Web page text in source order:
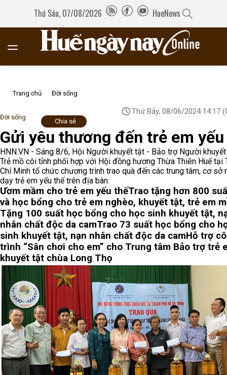
Thứ Sáu, 07/08/2026 HueNews
Trang chủ Đời sống
Đời sống
Thứ Bảy, 08/06/2024 14:17
Chia sẻ
Gửi yêu thương đến trẻ em
HNN.VN - Sáng 8/6, Hội Người khuyết tật - Bảo trợ Người
Trẻ mồ côi tỉnh phối hợp với Hội đồng hương Thừa Thiên Huế tại
Chí Minh tổ chức chương trình trao quà đến các trung tâm, cơ sở
dạy trẻ em yếu thế trên địa bàn.
Ươm mầm cho trẻ em yếu thếTrao tặng hơn 800
và học bổng cho trẻ em nghèo, khuyết tật, trẻ em
Tặng 100 suất học bổng cho học sinh khuyết tật,
nhân chất độc da camTrao 73 suất học bổng cho
sinh khuyết tật, nạn nhân chất độc da camHỗ trợ
trình “Sân chơi cho em” cho Trung tâm Bảo trợ trẻ
khuyết tật chùa Long Thọ